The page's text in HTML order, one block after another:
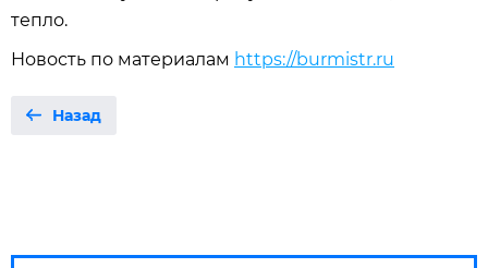
тепло.
Новость по материалам https://burmistr.ru
Назад